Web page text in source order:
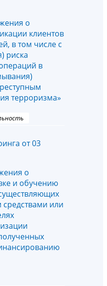
о
клиентов
в том числе с
риска
в
терроризма»
от 03
о
и обучению
или